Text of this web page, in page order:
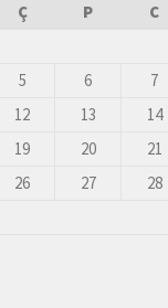
Ç P C
5 6 7
12 13 14
19 20 21
26 27 28